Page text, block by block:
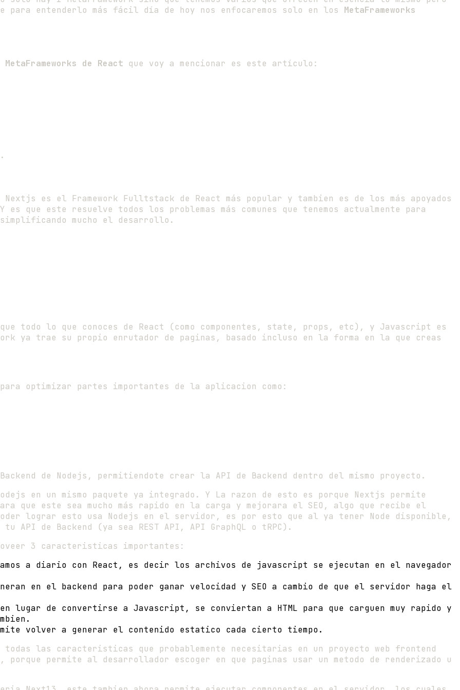
entenderlo más fácil día de hoy nos enfocaremos solo en los MetaFrameworks
MetaFrameworks de React que voy a mencionar es este artículo:
Nextjs es el Framework Fulltstack de React más popular y tambien es de los más apoyados
que este resuelve todos los problemas más comunes que tenemos actualmente para
mucho el desarrollo.
todo lo que conoces de React (como componentes, state, props, etc), y Javascript es
ya trae su propio enrutador de paginas, basado incluso en la forma en la que creas
para optimizar partes importantes de la aplicacion como:
de Nodejs, permitiendote crear la API de Backend dentro del mismo proyecto.
en un mismo paquete ya integrado. Y La razon de esto es porque Nextjs permite
que este sea mucho más rapido en la carga y mejorara el SEO, algo que recibe el
lograr esto usa Nodejs en el servidor, es por esto que al ya tener Node disponible,
API de Backend (ya sea REST API, API GraphQL o tRPC).
3 caracteristicas importantes:
a diario con React, es decir los archivos de javascript se ejecutan en el navegador
en el backend para poder ganar velocidad y SEO a cambio de que el servidor haga el
lugar de convertirse a Javascript, se conviertan a HTML para que carguen muy rapido y
volver a generar el contenido estatico cada cierto tiempo.
las caracteristicas que probablemente necesitarias en un proyecto web frontend
permite al desarrollador escoger en que paginas usar un metodo de renderizado u